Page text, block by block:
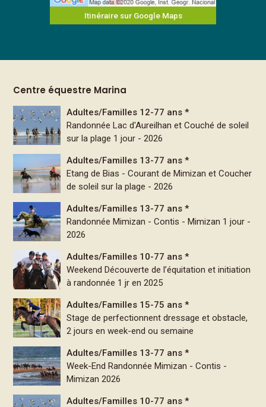
Itinéraire sur Google Maps
Centre équestre Marina
Adultes/Familles 12-77 ans *
Randonnée Lac d'Aureilhan et Couché de soleil
sur la plage 1 jour - 2026
Adultes/Familles 13-77 ans *
Etang de Bias - Courant de Mimizan et Coucher
de soleil sur la plage - 2026
Adultes/Familles 13-77 ans *
Randonnée Mimizan - Contis - Mimizan 1 jour -
2026
Adultes/Familles 10-77 ans *
Weekend Découverte de l’équitation et initiation
à randonnée 1 jr en 2025
Adultes/Familles 15-75 ans *
Stage de perfectionnent dressage et obstacle,
2 jours en week-end ou semaine
Adultes/Familles 13-77 ans *
Week-End Randonnée Mimizan - Contis -
Mimizan 2026
Adultes/Familles 10-77 ans *